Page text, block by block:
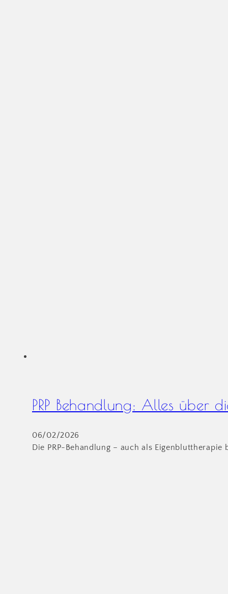
PRP Behandlung: Alles über
06/02/2026
Die PRP-Behandlung – auch als